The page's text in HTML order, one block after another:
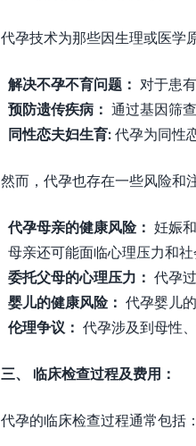
代孕技术为那些因生理或医学
解决不孕不育问题： 对于患
预防遗传疾病： 通过基因筛
同性恋夫妇生育: 代孕为同性
然而，代孕也存在一些风险和
代孕母亲的健康风险： 妊娠
母亲还可能面临心理压力和社
委托父母的心理压力： 代孕
婴儿的健康风险： 代孕婴儿
伦理争议： 代孕涉及到母性
三、 临床检查过程及费用：
代孕的临床检查过程通常包括：